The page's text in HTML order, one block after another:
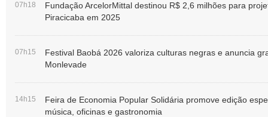
07h18
Fundação ArcelorMittal destinou R$ 2,6 milhões para
Piracicaba em 2025
07h15
Festival Baobá 2026 valoriza culturas negras e anuncia
Monlevade
14h15
Feira de Economia Popular Solidária promove edição
música, oficinas e gastronomia